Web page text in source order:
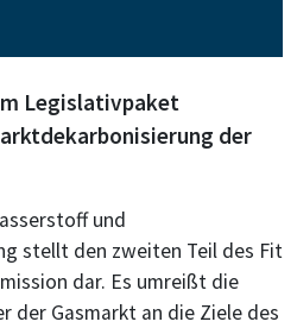
Legislativpaket
der
und
stellt den zweiten Teil des Fit
dar. Es umreißt die
der Gasmarkt an die Ziele des